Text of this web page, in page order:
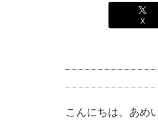
X
こんにちは。あめ